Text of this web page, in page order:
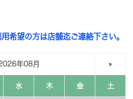
希望の方は店舗迄ご連絡下さい。
年08月 »
水 木 金 土